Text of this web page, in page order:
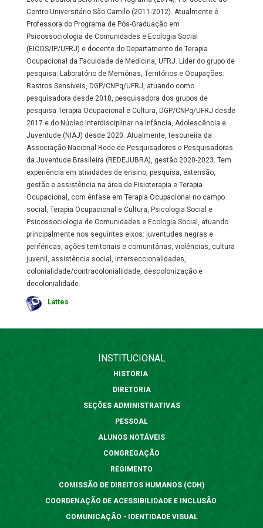
Centro Universitário São Camilo (2011-2012). Atualmente é
Professora do Programa de Pós-Graduação em
Psicossociologia de Comunidades e Ecologia Social
(EICOS/IP/UFRJ) e docente do Departamento de Terapia
Ocupacional da Faculdade de Medicina, UFRJ. Líder do grupo de
pesquisa: Laboratório de Memórias, Territórios e Ocupações:
Rastros Sensíveis, DGP/CNPq/UFRJ, atuando como
pesquisadora desde 2018, pesquisadora dos grupos de
pesquisa Terapia Ocupacional e Cultura, DGP/CNPq/UFRJ desde
2017 e do Núcleo Interdisciplinar na Infância, Adolescência e
Juventude (NIAJ) desde 2020. Atualmente, tesoureira da
Associação Nacional Rede de Pesquisadores e Pesquisadoras
da Juventude Brasileira (REDEJUBRA), gestão 2020-2023. Tem
experiência em atividades de ensino, pesquisa, extensão,
gestão e assistência na área de Fisioterapia e Terapia
Ocupacional, com ênfase em Terapia Ocupacional no campo
social, Terapia Ocupacional e Cultura, Psicologia Social e
Psicossociologia de Comunidades e Ecologia Social, atuando
principalmente nos seguintes eixos: juventudes negras e
periféricas, ações territoriais e comunitárias, violências, cultura
juvenil, assistência social, interseccionalidades,
colonialidade/contracolonialildade, descolonização e
decolonialidade.
Lattes
INSTITUCIONAL
HISTÓRIA
DIRETORIA
SEÇÕES ADMINISTRATIVAS
PESSOAL
ALUNOS NOTÁVEIS
CONGREGAÇÃO
REGIMENTO
COMISSÃO DE DIREITOS HUMANOS (CDH)
COORDENAÇÃO DE ACESSIBILIDADE E INCLUSÃO
COMUNICAÇÃO - IDENTIDADE VISUAL